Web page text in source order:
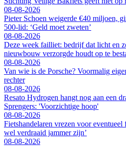
08-08-2026
Pieter Schoen weigerde €40 miljoen,
500-lid: ‘Geld moet zweten’
08-08-2026
Deze week failliet: bedrijf dat licht en
nieuwbouw verzorgde houdt op te
08-08-2026
Van wie is de Porsche? Voormalig
rechter
08-08-2026
Resato Hydrogen hangt nog aan een
Sprengers: 'Voorzichtige hoop'
08-08-2026
Fietshandelaren vrezen voor
wel verdraaid jammer zijn’
08-08-2026